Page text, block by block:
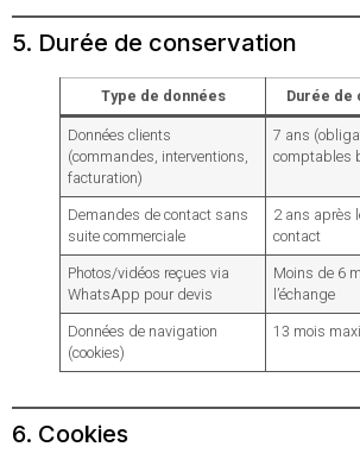
5. Durée de conservation
Type de données
Durée de
Données clients
(commandes, interventions,
facturation)
7 ans
comptables
Demandes de contact sans
suite commerciale
2 ans après
contact
Photos/vidéos reçues via
WhatsApp pour devis
Moins de 6
l’échange
Données de navigation
(cookies)
13 mois
6. Cookies